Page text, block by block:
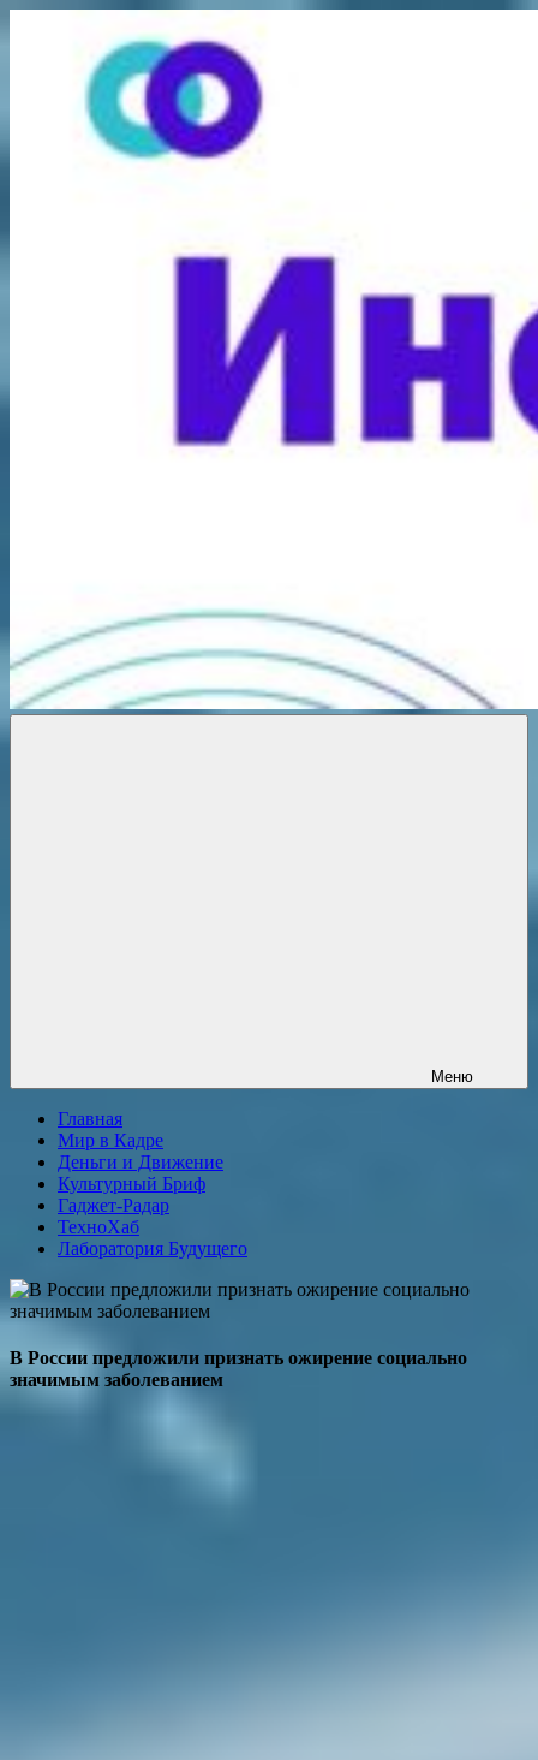
содержимому
Меню
Главная
Мир в Кадре
Деньги и Движение
Культурный Бриф
Гаджет-Радар
ТехноХаб
Лаборатория Будущего
В России предложили признать ожирение социально
значимым заболеванием